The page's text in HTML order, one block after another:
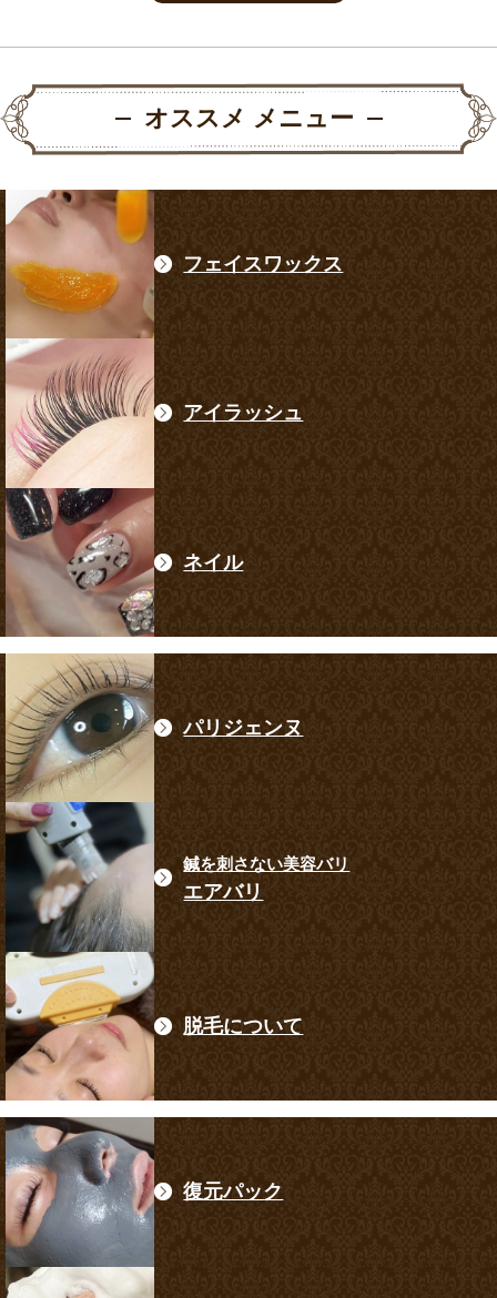
オススメ メニュー
フェイスワックス
アイラッシュ
ネイル
パリジェンヌ
鍼を刺さない美容バリ
エアバリ
脱毛について
復元パック